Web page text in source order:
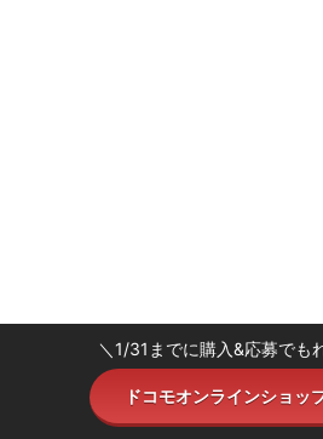
＼1/31までに購入&応募でも
ドコモオンラインショッ